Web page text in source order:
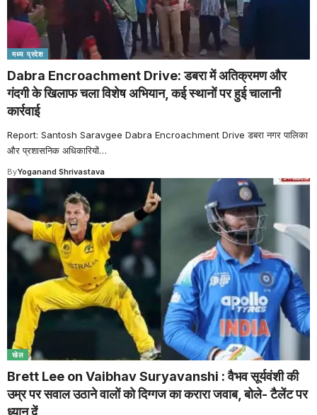
मध्य प्रदेश
Dabra Encroachment Drive: डबरा में अतिक्रमण और
गंदगी के खिलाफ चला विशेष अभियान, कई स्थानों पर हुई चालानी
कार्रवाई
Report: Santosh Saravgee Dabra Encroachment Drive डबरा नगर पालिका
और प्रशासनिक अधिकारियों…
ByYoganand Shrivastava
खेल
Brett Lee on Vaibhav Suryavanshi : वैभव सूर्यवंशी की
उम्र पर सवाल उठाने वालों को दिग्गज का करारा जवाब, बोले- टैलेंट पर
ध्यान दें